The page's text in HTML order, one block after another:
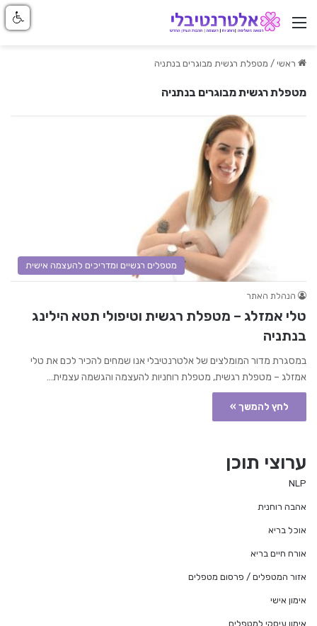
ניווט באתר
ראשי / מטפלת רגשית מבוגרים בנתניה
מטפלת רגשית מבוגרים בנתניה
מטפלים רגשיים ומדריכים להעצמה אישית
הנהלת האתר
טלי אמזלג – מטפלת רגשית וטיפולי תטא הילינג
בנתניה
במסגרת מדור המומלצים של אלטרנטיבלי אנו שמחים להכיר לכם את טלי
אמזלג – מטפלת רגשית, מטפלת רוחניות להעצמה והגשמה עצמית…
לחץ להמשך »
ערוצי תוכן
NLP
אהבה רוחנית
אוכל בריא
אורח חיים בריא
אזור המטפלים / פרסום מטפלים
אימון אישי
אימון עיסקי למטפלים